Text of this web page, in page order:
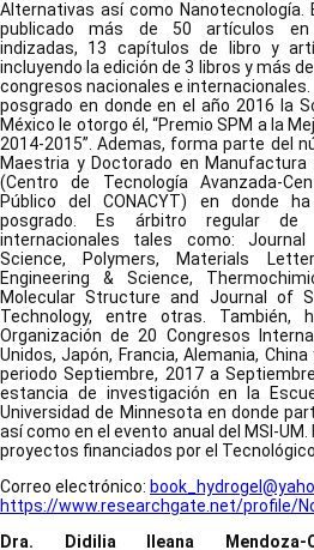
Alternativas así como Nanotecnología.
publicado más de 50 artículos en
indizadas, 13 capítulos de libro y
incluyendo la edición de 3 libros y más
congresos nacionales e internacionales.
posgrado en donde en el año 2016 la
México le otorgo él, “Premio SPM a la
2014-2015”. Ademas, forma parte del
Maestria y Doctorado en Manufactura
(Centro de Tecnología Avanzada-
Público del CONACYT) en donde
posgrado. Es árbitro regular de
internacionales tales como:
Science, Polymers, Materials
Engineering & Science,
Molecular Structure and Journal of
Technology, entre otras. También,
Organización de 20 Congresos
Unidos, Japón, Francia, Alemania,
periodo Septiembre, 2017 a
estancia de investigación en la
Universidad de Minnesota en donde
así como en el evento anual del MSI-
proyectos financiados por el
Correo electrónico:
https://www.researchgate.net/profile/
Dra. Didilia Ileana Mendoza-